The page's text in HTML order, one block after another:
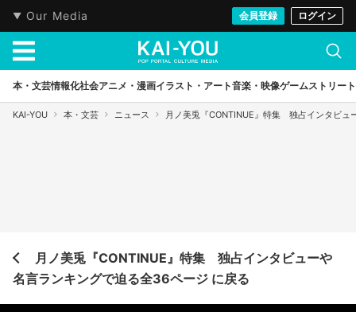
Our Media 会員登録 ログイン
本・文芸情報化社会アニメ・漫画イラスト・アート音楽・映像ゲームストリート
KAI-YOU 本・文芸 ニュース 月ノ美兎『CONTINUE』特集 独占インタビュ
月ノ美兎『CONTINUE』特集 独占インタビューや
名言ランキングで迫る全36ページ に戻る